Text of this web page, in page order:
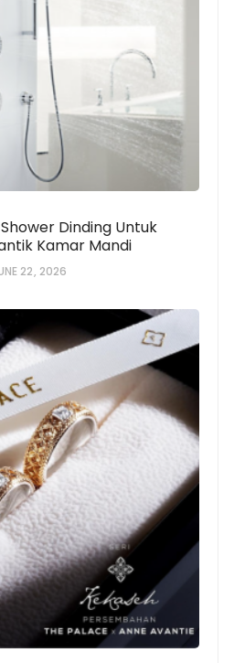
Dinding Untuk
Kamar Mandi
22, 2026